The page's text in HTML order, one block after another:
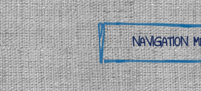
NAVIGATION